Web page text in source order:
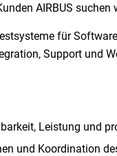
AIRBUS suchen
für
Support und
Leistung und
und Koordination